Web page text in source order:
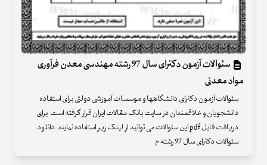
سئوالات آزمون دکترای سال 97 رشته مهندسی معدن فرآوری
مواد معدنی
سئوالات آزمون دکترای دانشگاهها و موسسات آموزشی دولتی برای استفاده
دانشجویان و علاقمندان در سایت بانک مقالات ایران قرار گرفته است برای
دریافت فایل pdf این سئوالات می توانید از لینک زیر استفاده نمایند دانلود
سئوالات دکترای سال 97 رشته م